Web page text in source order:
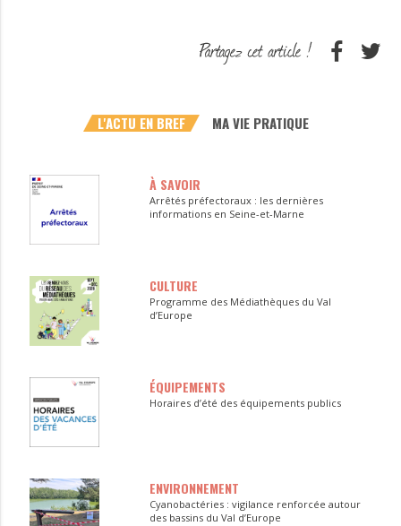
L'ACTU EN BREF MA VIE PRATIQUE
À SAVOIR
Arrêtés préfectoraux : les dernières
informations en Seine-et-Marne
CULTURE
Programme des Médiathèques du Val
d’Europe
ÉQUIPEMENTS
Horaires d’été des équipements publics
ENVIRONNEMENT
Cyanobactéries : vigilance renforcée autour
des bassins du Val d’Europe